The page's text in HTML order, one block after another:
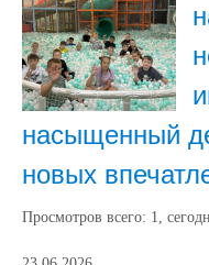
насыщенный
новых
Просмотров всего: 1,